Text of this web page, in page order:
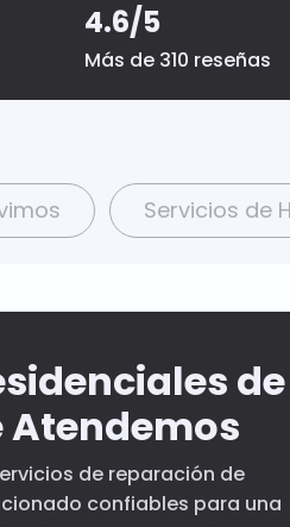
4.6/5
Más de 310 reseñas
Servicios de
de
Atendemos
de reparación de
confiables para una